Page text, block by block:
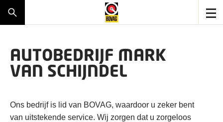
AUTOBEDRIJF MARK
VAN SCHIJNDEL
Ons bedrijf is lid van BOVAG, waardoor u zeker bent
van uitstekende service. Wij zorgen dat u zorgeloos